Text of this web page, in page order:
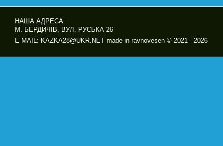
НАША АДРЕСА:
М. БЕРДИЧІВ, ВУЛ. РУСЬКА 26
E-MAIL: KAZKA28@UKR.NET made in ravnovesen © 2021 - 2026